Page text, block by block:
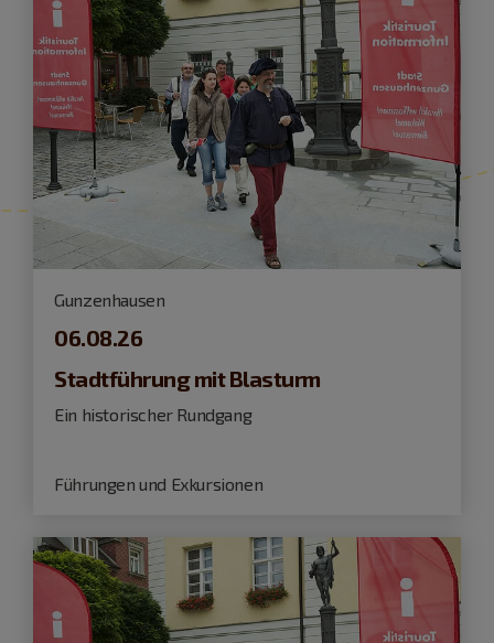
Gunzenhausen
06.08.26
Stadtführung mit Blasturm
Ein historischer Rundgang
Führungen und Exkursionen